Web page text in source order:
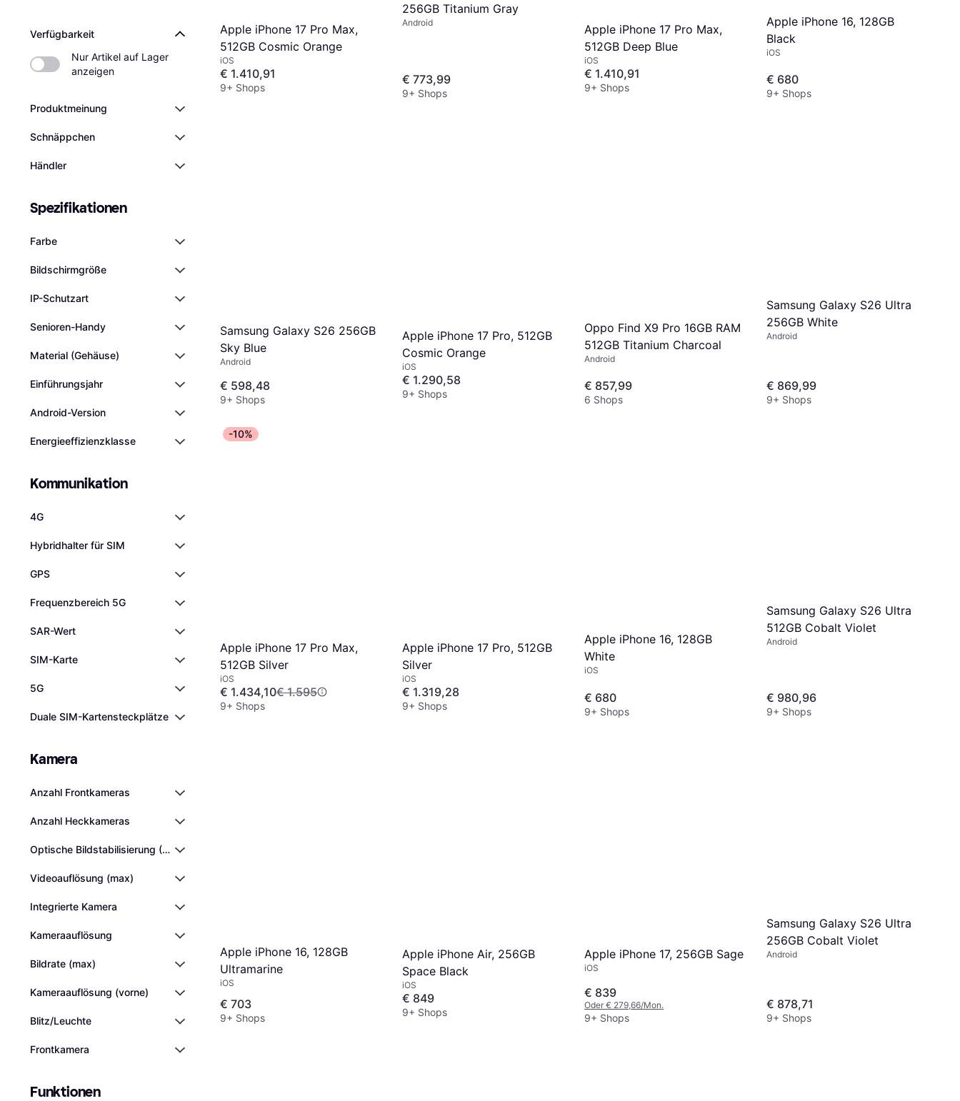
Verfügbarkeit
Nur Artikel auf Lager
anzeigen
Produktmeinung
Schnäppchen
Händler
Spezifikationen
Farbe
Bildschirmgröße
IP-Schutzart
Senioren-Handy
Material (Gehäuse)
Einführungsjahr
Android-Version
Energieeffizienzklasse
Kommunikation
4G
Hybridhalter für SIM
GPS
Frequenzbereich 5G
SAR-Wert
SIM-Karte
5G
Duale SIM-Kartensteckplätze
Kamera
Anzahl Frontkameras
Anzahl Heckkameras
Optische Bildstabilisierung (OIS)
Videoauflösung (max)
Integrierte Kamera
Kameraauflösung
Bildrate (max)
Kameraauflösung (vorne)
Blitz/Leuchte
Frontkamera
Funktionen
Apple iPhone 17 Pro Max,
512GB Cosmic Orange
iOS
€ 1.410,91
9+ Shops
256GB Titanium Gray
Android
€ 773,99
9+ Shops
Apple iPhone 17 Pro Max,
512GB Deep Blue
iOS
€ 1.410,91
9+ Shops
Apple iPhone 16, 128GB
Black
iOS
€ 680
9+ Shops
Samsung Galaxy S26 256GB
Sky Blue
Android
€ 598,48
9+ Shops
Apple iPhone 17 Pro, 512GB
Cosmic Orange
iOS
€ 1.290,58
9+ Shops
Oppo Find X9 Pro 16GB RAM
512GB Titanium Charcoal
Android
€ 857,99
6 Shops
Samsung Galaxy S26 Ultra
256GB White
Android
€ 869,99
9+ Shops
-10%
Apple iPhone 17 Pro Max,
512GB Silver
iOS
€ 1.434,10€ 1.595
9+ Shops
Apple iPhone 17 Pro, 512GB
Silver
iOS
€ 1.319,28
9+ Shops
Apple iPhone 16, 128GB
White
iOS
€ 680
9+ Shops
Samsung Galaxy S26 Ultra
512GB Cobalt Violet
Android
€ 980,96
9+ Shops
Apple iPhone 16, 128GB
Ultramarine
iOS
€ 703
9+ Shops
Apple iPhone Air, 256GB
Space Black
iOS
€ 849
9+ Shops
Apple iPhone 17, 256GB Sage
iOS
€ 839
Oder € 279,66/Mon.
9+ Shops
Samsung Galaxy S26 Ultra
256GB Cobalt Violet
Android
€ 878,71
9+ Shops